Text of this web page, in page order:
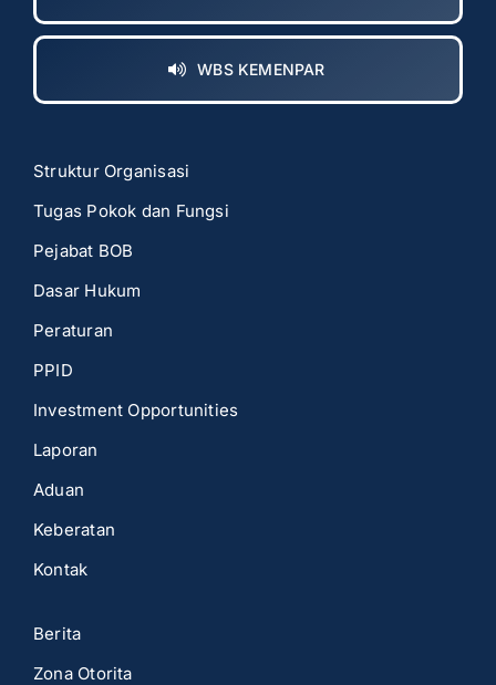
WBS KEMENPAR
Struktur Organisasi
Tugas Pokok dan Fungsi
Pejabat BOB
Dasar Hukum
Peraturan
PPID
Investment Opportunities
Laporan
Aduan
Keberatan
Kontak
Berita
Zona Otorita